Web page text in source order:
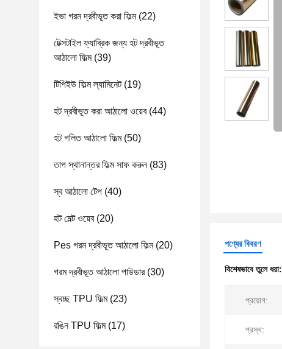
ইভা গরম দ্রবীভূত করা ফিল্ম(22)
টেক্সটাইল ফ্যাব্রিক জন্য হট দ্রবীভূত
আঠালো ফিল্ম(39)
টিপিইউ ফিল্ম ল্যামিনেট(19)
হট দ্রবীভূত করা আঠালো ওয়েব(44)
হট গলিত আঠালো ফিল্ম(50)
তাপ স্থানান্তর ফিল্ম সাফ করুন(83)
স্ব আঠালো টেপ (40)
হট মেল্ট ওয়েব(20)
Pes গরম দ্রবীভূত আঠালো ফিল্ম(20)
গরম দ্রবীভূত আঠালো পাউডার(30)
স্বচ্ছ TPU ফিল্ম(23)
রঙিন TPU ফিল্ম(17)
পণ্যের বিবরণ
বিশেষভাবে তুলে ধরা:
প্রয়োগ:
প্রস্থ: